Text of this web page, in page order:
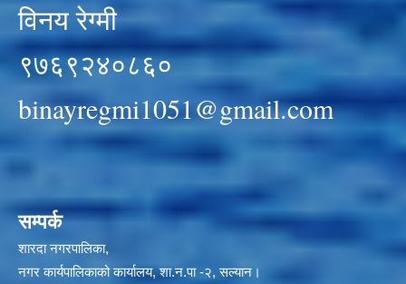
विनय रेग्मी
९७६९२४०८६०
binayregmi1051@gmail.com
सम्पर्क
शारदा नगरपालिका,
नगर कार्यपालिकाको कार्यालय, शा.न.पा -२, सल्यान।